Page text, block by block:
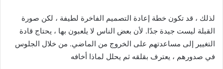
لذلك ، قد تكون خطة إعادة التصميم الفاخرة لطيفة ، لكن صورة
القبلة ليست جيدة جدًا. لأن بعض الناس لا يلعبون بها ، يحتاج قادة
التغيير إلى مساعدتهم على الخروج من الماضي. من خلال الجلوس
في صدورهم ، يعترف بقلقه ثم يحلل لماذا أخافه